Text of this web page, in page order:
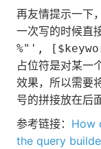
再友情提示一下
一次写的时候直
%"',
占位符是对某一
效果，所以需要
号的拼接放在后
参考链接： How
the query